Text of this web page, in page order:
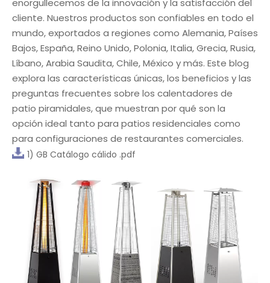
enorgullecemos de la innovación y la satisfacción del
cliente. Nuestros productos son confiables en todo el
mundo, exportados a regiones como Alemania, Países
Bajos, España, Reino Unido, Polonia, Italia, Grecia, Rusia,
Líbano, Arabia Saudita, Chile, México y más. Este blog
explora las características únicas, los beneficios y las
preguntas frecuentes sobre los calentadores de
patio piramidales, que muestran por qué son la
opción ideal tanto para patios residenciales como
para configuraciones de restaurantes comerciales.
1) GB Catálogo cálido .pdf